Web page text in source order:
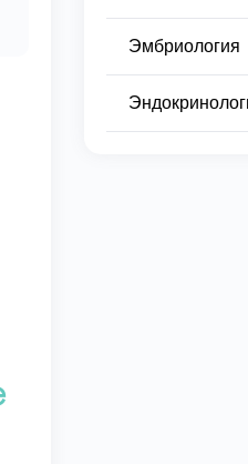
Эмбриология